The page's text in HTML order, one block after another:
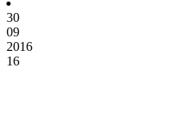
30
09
2016
16